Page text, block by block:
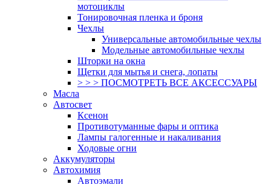
мотоциклы
Тонировочная пленка и броня
Чехлы
Универсальные автомобильные чехлы
Модельные автомобильные чехлы
Шторки на окна
Щетки для мытья и снега, лопаты
> > > ПОСМОТРЕТЬ ВСЕ АКСЕССУАРЫ
Масла
Автосвет
Ксенон
Противотуманные фары и оптика
Лампы галогенные и накаливания
Ходовые огни
Аккумуляторы
Автохимия
Автоэмали